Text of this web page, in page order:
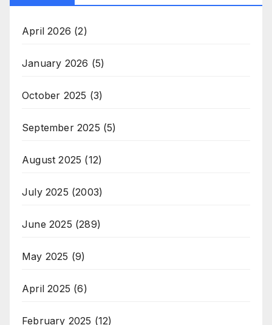
April 2026 (2)
January 2026 (5)
October 2025 (3)
September 2025 (5)
August 2025 (12)
July 2025 (2003)
June 2025 (289)
May 2025 (9)
April 2025 (6)
February 2025 (12)